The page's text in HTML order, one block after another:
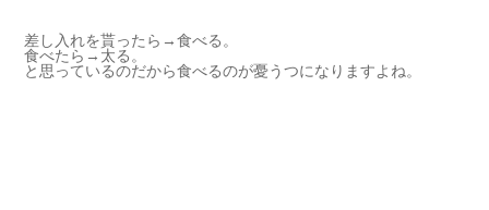
差し入れを貰ったら→食べる。
食べたら→太る。
と思っているのだから食べるのが憂うつになりますよね。